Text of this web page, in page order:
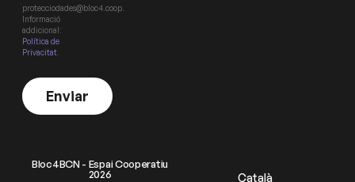
protecciodades@bloc4.coop.
Informació
addicional:
Política de
Privacitat
Enviar
Bloc4BCN - Espai Cooperatiu
2026
Català